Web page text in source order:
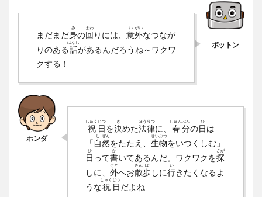
まだまだ身
み
の回
まわ
りには、 意
い
外
がい
なつなが
りのある話
はなし
があるんだろうね～ワクワ
クする！
祝
しゅく
日
じつ
を決
き
めた法
ほう
律
りつ
に、 春
しゅん
分
ぶん
の日
ひ
は
「自
し
然
ぜん
をたたえ、 生
せい
物
ぶつ
をいつくしむ」
日
ひ
って書
か
いてあるんだ。ワクワクを探
さが
しに、 外
そと
へお散
さん
歩
ぽ
しに行
い
きたくなるよ
うな祝
しゅく
日
じつ
だよね